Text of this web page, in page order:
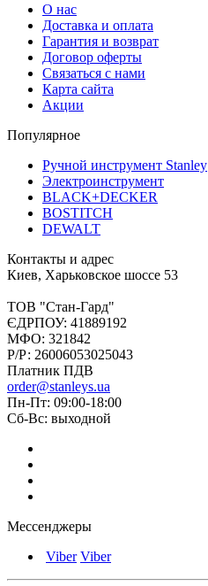
О нас
Доставка и оплата
Гарантия и возврат
Договор оферты
Связаться с нами
Карта сайта
Акции
Популярное
Ручной инструмент Stanley
Электроинструмент
BLACK+DECKER
BOSTITCH
DEWALT
Контакты и адрес
Киев, Харьковское шоссе 53
ТОВ "Стан-Гард"
ЄДРПОУ: 41889192
МФО: 321842
Р/Р: 26006053025043
Платник ПДВ
order@stanleys.ua
Пн-Пт: 09:00-18:00
Сб-Вс: выходной
Мессенджеры
Viber Viber